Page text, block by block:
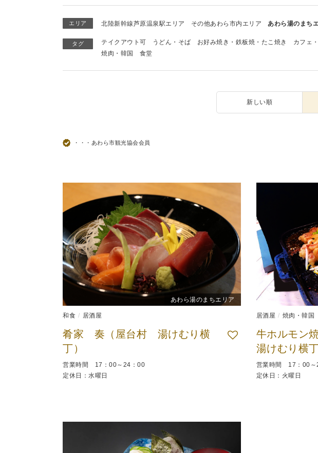
エリア 北陸新幹線芦原温泉駅エリア その他あわら市内エリア あわら湯のまち
タグ テイクアウト可 うどん・そば お好み焼き・鉄板焼・たこ焼き カフェ
焼肉・韓国
食堂
新しい順
・・・あわら市観光協会会員
あわら湯のまちエリア
和食 居酒屋
肴家 奏（屋台村 湯けむり横
丁）
営業時間 17：00～24：00
定休日：水曜日
居酒屋 焼肉・韓国
牛ホルモン
湯けむり横丁
営業時間 17：00～
定休日：火曜日